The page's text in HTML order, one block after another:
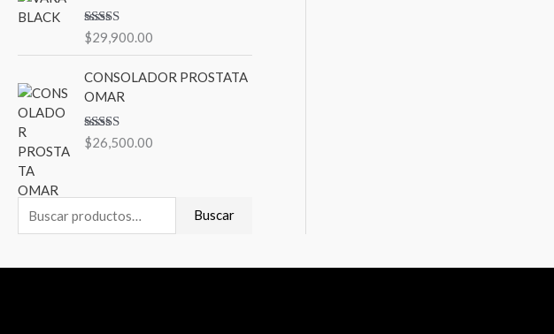
Valorado en
5.00 de 5
$29,900.00
CONSOLADOR PROSTATA
OMAR
Valorado en
5.00 de 5
$26,500.00
Buscar